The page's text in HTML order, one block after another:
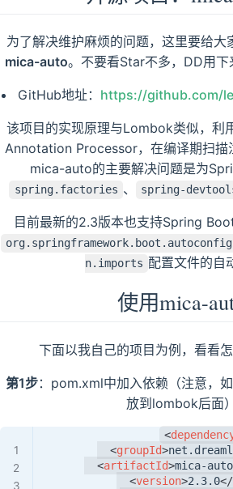
为了解决维护麻烦的问题，这里要给大
mica-auto。不要看Star不多，DD用下
GitHub地址： https://github.com/
该项目的实现原理与Lombok类似，利
Annotation Processor，在编译期扫描
mica-auto的主要解决问题是为
spring.factories 、 spring-
目前最新的2.3版本也支持Spring
n.imports 配置文件的自
使用mica-
下面以我自己的项目为例，看看怎
第1步：pom.xml中加入依赖（注意，
放到lombok后面）
<
<groupId>
<artifactId>mica-auto
<version>2.3.0</